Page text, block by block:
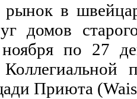
рынок в
домов
по 27
Приюта